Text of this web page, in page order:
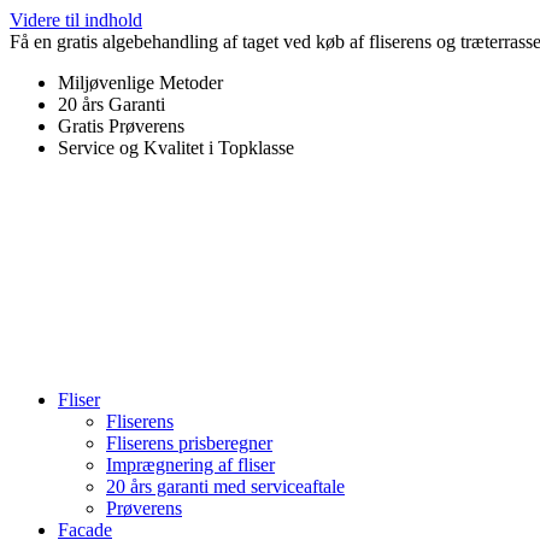
Videre til indhold
Få en gratis algebehandling af taget ved køb af fliserens og
Miljøvenlige Metoder
20 års Garanti
Gratis Prøverens
Service og Kvalitet i Topklasse
Fliser
Fliserens
Fliserens prisberegner
Imprægnering af fliser
20 års garanti med serviceaftale
Prøverens
Facade